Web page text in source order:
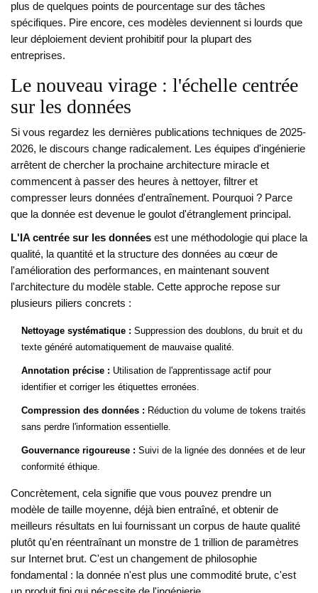
plus de quelques points de pourcentage sur des tâches
spécifiques. Pire encore, ces modèles deviennent si lourds que
leur déploiement devient prohibitif pour la plupart des
entreprises.
Le nouveau virage : l'échelle centrée
sur les données
Si vous regardez les dernières publications techniques de 2025-
2026, le discours change radicalement. Les équipes d'ingénierie
arrêtent de chercher la prochaine architecture miracle et
commencent à passer des heures à nettoyer, filtrer et
compresser leurs données d'entraînement. Pourquoi ? Parce
que la donnée est devenue le goulot d'étranglement principal.
L'IA centrée sur les données est une méthodologie qui place la
qualité, la quantité et la structure des données au cœur de
l'amélioration des performances, en maintenant souvent
l'architecture du modèle stable. Cette approche repose sur
plusieurs piliers concrets :
Nettoyage systématique : Suppression des doublons, du bruit et du
texte généré automatiquement de mauvaise qualité.
Annotation précise : Utilisation de l'apprentissage actif pour
identifier et corriger les étiquettes erronées.
Compression des données : Réduction du volume de tokens traités
sans perdre l'information essentielle.
Gouvernance rigoureuse : Suivi de la lignée des données et de leur
conformité éthique.
Concrètement, cela signifie que vous pouvez prendre un
modèle de taille moyenne, déjà bien entraîné, et obtenir de
meilleurs résultats en lui fournissant un corpus de haute qualité
plutôt qu'en réentraînant un monstre de 1 trillion de paramètres
sur Internet brut. C'est un changement de philosophie
fondamental : la donnée n'est plus une commodité brute, c'est